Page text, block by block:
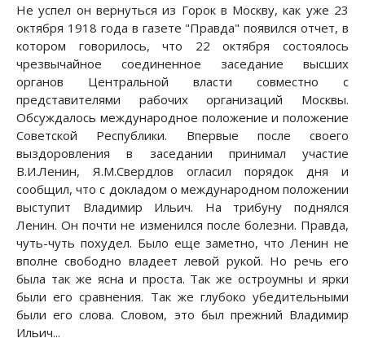
Не успел он вернуться из Горок в Москву, как уже 23
октября 1918 года в газете "Правда" появился отчет, в
котором говорилось, что 22 октября состоялось
чрезвычайное соединенное заседание высших
органов Центральной власти совместно с
представителями рабочих организаций Москвы.
Обсуждалось международное положение и положение
Советской Республики. Впервые после своего
выздоровления в заседании принимал участие
В.И.Ленин, Я.М.Свердлов огласил порядок дня и
сообщил, что с докладом о международном положении
выступит Владимир Ильич. На трибуну поднялся
Ленин. Он почти не изменился после болезни. Правда,
чуть-чуть похудел. Было еще заметно, что Ленин не
вполне свободно владеет левой рукой. Но речь его
была так же ясна и проста. Так же остроумны и ярки
были его сравнения. Так же глубоко убедительными
были его слова. Словом, это был прежний Владимир
Ильич...